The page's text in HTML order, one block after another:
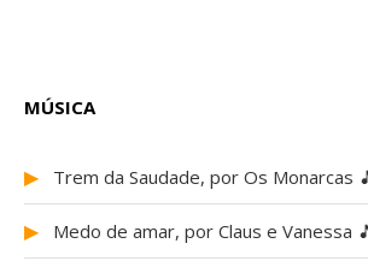
MÚSICA
▶ Trem da Saudade, por Os Monarcas
▶ Medo de amar, por Claus e Vanessa